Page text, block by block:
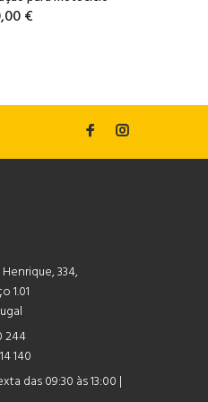
€
334,
1.01
244
140
das 09:30 às 13:00 |